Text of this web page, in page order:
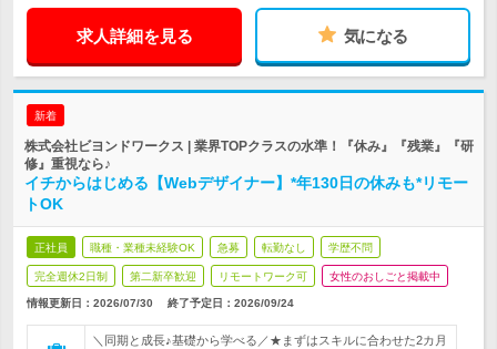
求人詳細を見る 気になる
新着
株式会社ビヨンドワークス | 業界TOPクラスの水準！『休み』『残業』『研
修』重視なら♪
イチからはじめる【Webデザイナー】*年130日の休みも*リモー
トOK
正社員 職種・業種未経験OK 急募 転勤なし 学歴不問
完全週休2日制 第二新卒歓迎 リモートワーク可 女性のおしごと掲載中
情報更新日：2026/07/30 終了予定日： 2026/09/24
＼同期と成長♪基礎から学べる／★まずはスキルに合わせた2カ月